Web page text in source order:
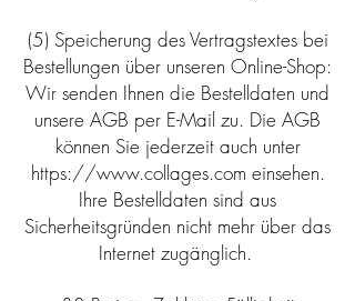
(5) Speicherung des Vertragstextes bei
Bestellungen über unseren Online-Shop:
Wir senden Ihnen die Bestelldaten und
unsere AGB per E-Mail zu. Die AGB
können Sie jederzeit auch unter
https://www.collages.com einsehen.
Ihre Bestelldaten sind aus
Sicherheitsgründen nicht mehr über das
Internet zugänglich.